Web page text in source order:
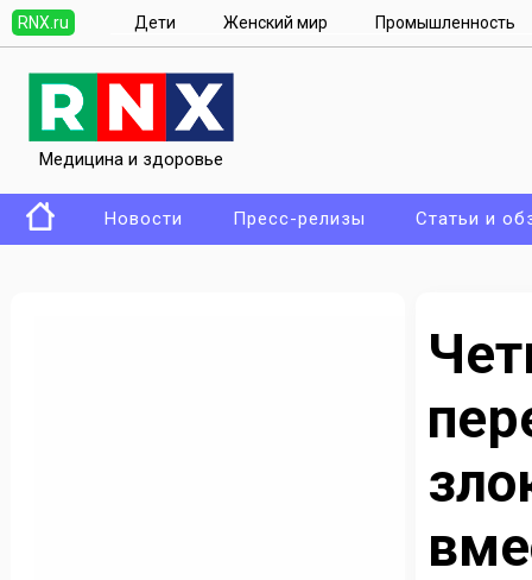
RNX.ru Дети Женский мир Промышленность
Медицина и здоровье
Новости Пресс-релизы Статьи и